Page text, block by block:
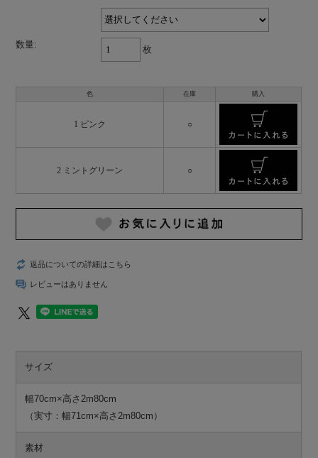
数量: 枚
色 在庫 購入
1 ピンク ○
2 ミントグリーン ○
返品についての詳細はこちら
レビューはありません
サイズ
幅70cm×高さ2m80cm
（実寸：幅71cm×高さ2m80cm）
素材